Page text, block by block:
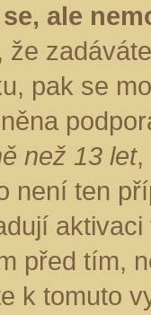
ale
že
pak se
než 13 let,
není ten
před tím,
k tomuto